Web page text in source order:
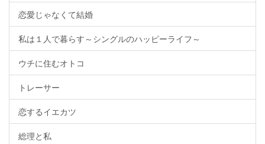
恋愛じゃなくて結婚
私は１人で暮らす～シングルのハッピーライフ～
ウチに住むオトコ
トレーサー
恋するイエカツ
総理と私